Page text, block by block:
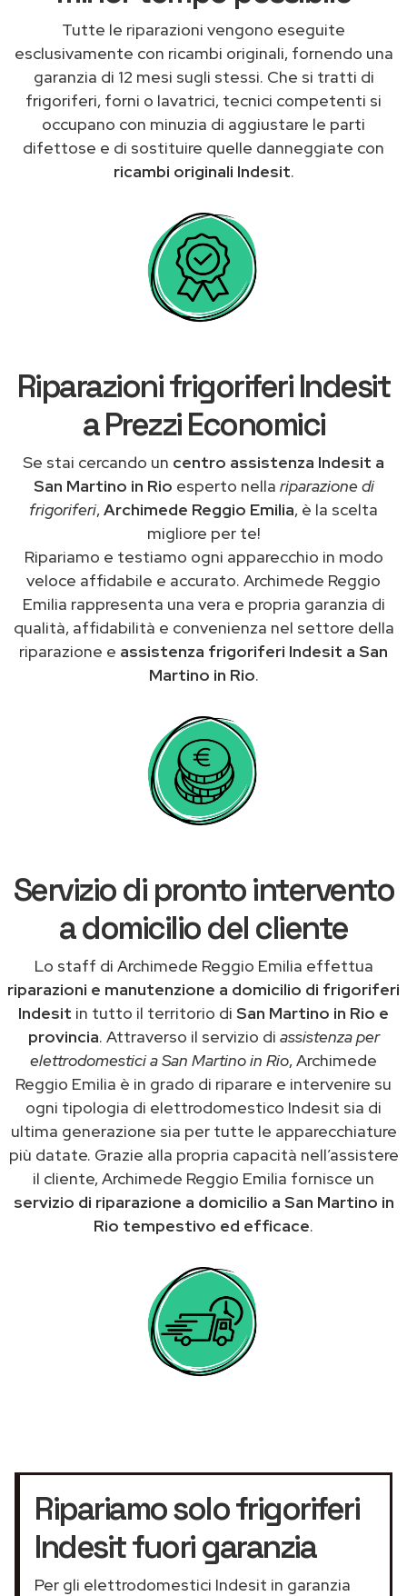
Tutte le riparazioni vengono eseguite
esclusivamente con ricambi originali, fornendo una
garanzia di 12 mesi sugli stessi. Che si tratti di
frigoriferi, forni o lavatrici, tecnici competenti si
occupano con minuzia di aggiustare le parti
difettose e di sostituire quelle danneggiate con
ricambi originali Indesit.
Riparazioni frigoriferi Indesit
a Prezzi Economici
Se stai cercando un centro assistenza Indesit a
San Martino in Rio esperto nella riparazione di
frigoriferi,Archimede Reggio Emilia, è la scelta
migliore per te!
Ripariamo e testiamo ogni apparecchio in modo
veloce affidabile e accurato. Archimede Reggio
Emilia rappresenta una vera e propria garanzia di
qualità, affidabilità e convenienza nel settore della
riparazione e assistenza frigoriferi Indesit a San
Martino in Rio.
Servizio di pronto intervento
a domicilio del cliente
Lo staff di Archimede Reggio Emilia effettua
riparazioni e manutenzione a domicilio di frigoriferi
Indesit in tutto il territorio di San Martino in Rio e
provincia. Attraverso il servizio di assistenza per
elettrodomestici a San Martino in Rio, Archimede
Reggio Emilia è in grado di riparare e intervenire su
ogni tipologia di elettrodomestico Indesit sia di
ultima generazione sia per tutte le apparecchiature
più datate. Grazie alla propria capacità nell’assistere
il cliente, Archimede Reggio Emilia fornisce un
servizio di riparazione a domicilio a San Martino in
Rio tempestivo ed efficace.
Ripariamo solo frigoriferi
Indesit fuori garanzia
Per gli elettrodomestici Indesit in garanzia